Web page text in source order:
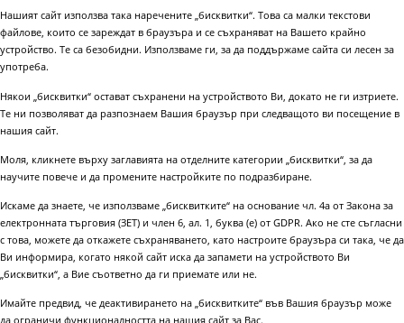
Нашият сайт използва така наречените „бисквитки“. Това са малки текстови
файлове, които се зареждат в браузъра и се съхраняват на Вашето крайно
устройство. Те са безобидни. Използваме ги, за да поддържаме сайта си лесен за
употреба.
Някои „бисквитки“ остават съхранени на устройството Ви, докато не ги изтриете.
Те ни позволяват да разпознаем Вашия браузър при следващото ви посещение в
нашия сайт.
Моля, кликнете върху заглавията на отделните категории „бисквитки“, за да
научите повече и да промените настройките по подразбиране.
Искаме да знаете, че използваме „бисквитките“ на основание чл. 4а от Закона за
електронната търговия (ЗЕТ) и член 6, ал. 1, буква (е) от GDPR. Ако не сте съгласни
с това, можете да откажете съхраняването, като настроите браузъра си така, че да
Ви информира, когато някой сайт иска да запамети на устройството Ви
„бисквитки“, а Вие съответно да ги приемате или не.
Имайте предвид, че деактивирането на „бисквитките“ във Вашия браузър може
да ограничи функционалността на нашия сайт за Вас.